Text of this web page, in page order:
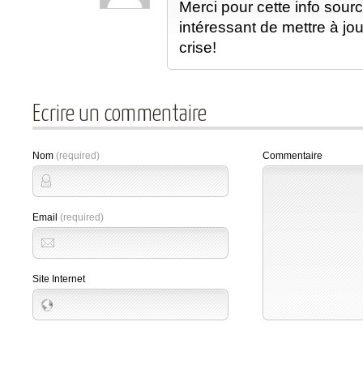
Merci pour cette info
intéressant de mettre à
crise!
Ecrire un commentaire
Nom (required)
Email (required)
Site Internet
Commentaire